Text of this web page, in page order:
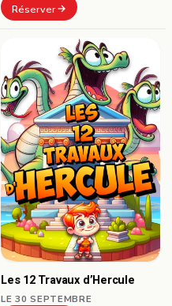
Réserver
Les 12 Travaux d’Hercule
LE 30 SEPTEMBRE